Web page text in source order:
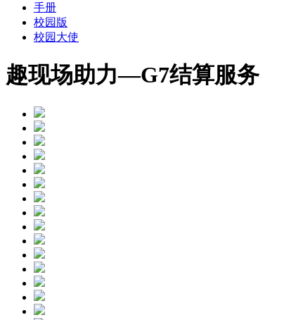
手册
校园版
校园大使
趣现场助力—G7结算服务